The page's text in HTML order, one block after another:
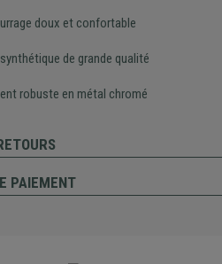
doux et confortable
de grande qualité
robuste en métal chromé
PAIEMENT